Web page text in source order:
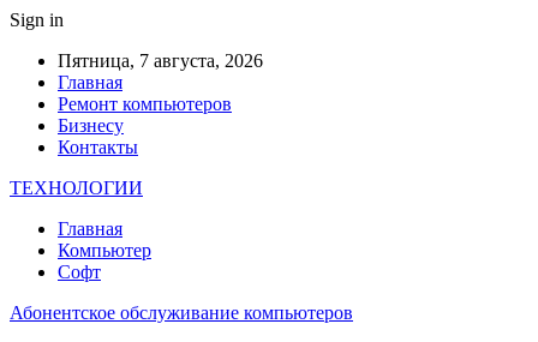
Sign in
Пятница, 7 августа, 2026
Главная
Ремонт компьютеров
Бизнесу
Контакты
ТЕХНОЛОГИИ
Главная
Компьютер
Софт
Абонентское обслуживание компьютеров